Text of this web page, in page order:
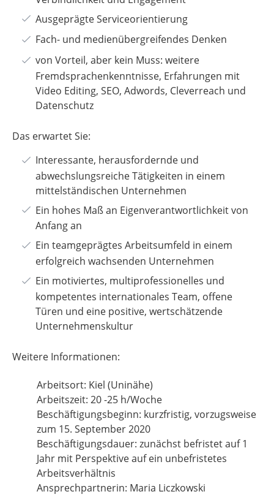
Ausgeprägte Serviceorientierung
Fach- und medienübergreifendes Denken
von Vorteil, aber kein Muss: weitere
Fremdsprachenkenntnisse, Erfahrungen mit
Video Editing, SEO, Adwords, Cleverreach und
Datenschutz
Das erwartet Sie:
Interessante, herausfordernde und
abwechslungsreiche Tätigkeiten in einem
mittelständischen Unternehmen
Ein hohes Maß an Eigenverantwortlichkeit von
Anfang an
Ein teamgeprägtes Arbeitsumfeld in einem
erfolgreich wachsenden Unternehmen
Ein motiviertes, multiprofessionelles und
kompetentes internationales Team, offene
Türen und eine positive, wertschätzende
Unternehmenskultur
Weitere Informationen:
Arbeitsort: Kiel (Uninähe)
Arbeitszeit: 20 -25 h/Woche
Beschäftigungsbeginn: kurzfristig, vorzugsweise
zum 15. September 2020
Beschäftigungsdauer: zunächst befristet auf 1
Jahr mit Perspektive auf ein unbefristetes
Arbeitsverhältnis
Ansprechpartnerin: Maria Liczkowski